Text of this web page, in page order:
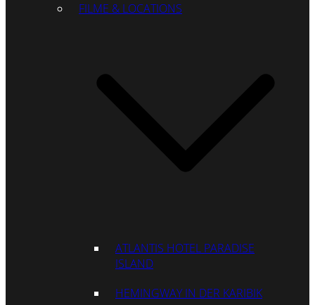
FILME & LOCATIONS
ATLANTIS HOTEL PARADISE
ISLAND
HEMINGWAY IN DER KARIBIK